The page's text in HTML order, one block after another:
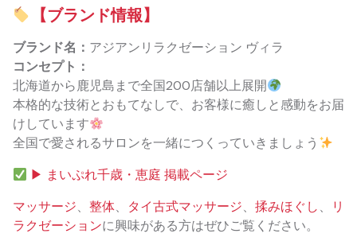
【ブランド情報】
ブランド名： アジアンリラクゼーション ヴィラ
コンセプト：
北海道から鹿児島まで全国200店舗以上展開
本格的な技術とおもてなしで、お客様に癒しと感動をお届
けしています
全国で愛されるサロンを一緒につくっていきましょう
▶ まいぷれ千歳・恵庭 掲載ページ
マッサージ、 整体、 タイ古式マッサージ、 揉みほぐし、
リ
ラクゼーションに興味がある方はぜひご覧ください。